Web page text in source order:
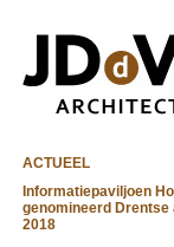
ACTUEEL
Informatiepaviljoen
genomineerd
2018